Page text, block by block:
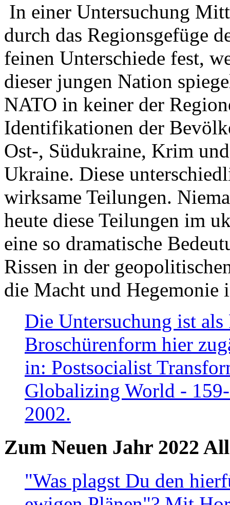
In einer Untersuchung
durch das Regionsgefüge
feinen Unterschiede fest,
dieser jungen Nation
NATO in keiner der
Identifikationen der
Ost-, Südukraine, Krim
Ukraine. Diese
wirksame Teilungen.
heute diese Teilungen im
eine so dramatische
Rissen in der
die Macht und Hegemonie
Die Untersuchung ist
Broschürenform hier
in: Postsocialist
Globalizing World -
2002.
Zum Neuen Jahr 2022
"Was plagst Du den